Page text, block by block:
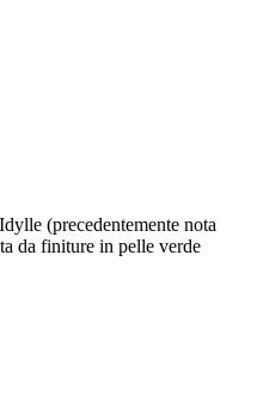
(precedentemente nota
da finiture in pelle verde
coordinato.